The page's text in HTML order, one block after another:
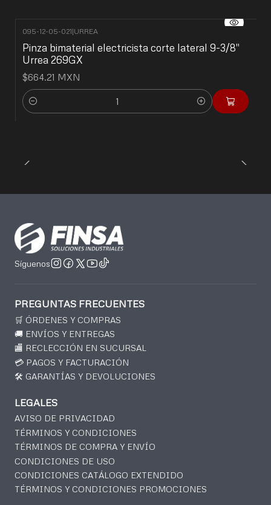
095-12-05-021|URREA
Pinza bimaterial electricista corte lateral 9-3/8"
Urrea 269GX
$664.21 MXN
Cantidad
Síguenos
PREGUNTAS FRECUENTES
🛒 ÓRDENES Y COMPRAS
🚚 ENVÍOS Y ENTREGAS
🏬 RECLECCIÓN EN SUCURSAL
💳 PAGOS Y FACTURACIÓN
🛠️ GARANTÍAS Y DEVOLUCIONES
LEGALES
AVISO DE PRIVACIDAD
TÉRMINOS Y CONDICIONES
TÉRMINOS DE COMPRA Y ENVÍO
CONDICIONES DE USO
CONDICIONES CATÁLOGO EXTENDIDO
TÉRMINOS Y CONDICIONES PROMOCIONES